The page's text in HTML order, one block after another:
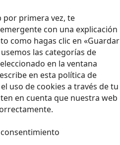
por primera vez, te
con una explicación
como hagas clic en «Guardar
las categorías de
en la ventana
en esta política de
uso de cookies a través de tu
en cuenta que nuestra web